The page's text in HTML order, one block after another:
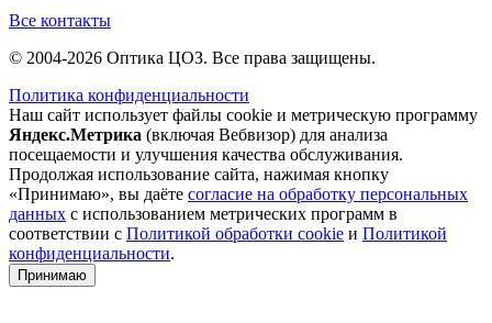
Все контакты
© 2004-2026 Оптика ЦОЗ. Все права защищены.
Политика конфиденциальности
Наш сайт использует файлы cookie и метрическую программу
Яндекс.Метрика (включая Вебвизор) для анализа
посещаемости и улучшения качества обслуживания.
Продолжая использование сайта, нажимая кнопку
«Принимаю», вы даёте согласие на обработку персональных
данных с использованием метрических программ в
соответствии с Политикой обработки cookie и Политикой
конфиденциальности.
Принимаю